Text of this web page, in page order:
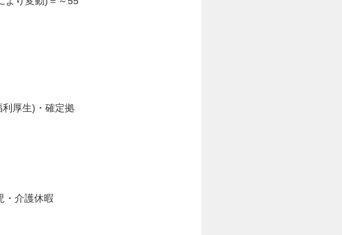
厚生)・確定拠
・介護休暇